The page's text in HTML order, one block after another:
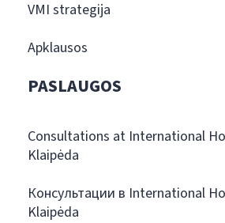
VMI strategija
Apklausos
PASLAUGOS
Consultations at International
Klaipėda
Консультации в International
Klaipėda